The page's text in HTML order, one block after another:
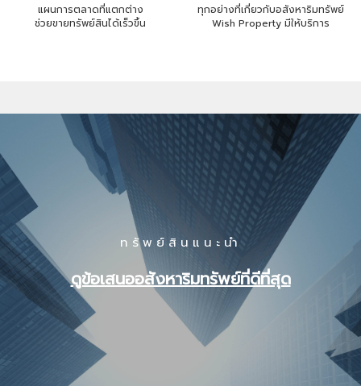
แผนการตลาดที่แตกต่าง
ช่วยขายทรัพย์สินได้เร็วขึ้น
ทุกอย่างที่เกี่ยวกับอสังหาริมทรัพย์
Wish Property มีให้บริการ
ทรัพย์สินแนะนำ
ดูข้อเสนออสังหาริมทรัพย์ที่ดีที่สุด